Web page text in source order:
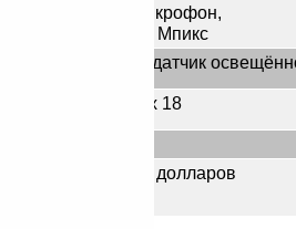
Встроенный микрофон,
Веб-камера 1,3 Мпикс
G-сенсор, датчик
263 x 168 x 18
Около 650 долларов